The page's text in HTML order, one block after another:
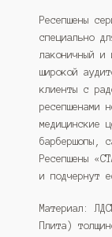
Ресепшены
специально
лаконичный и
широкой
клиенты с
ресепшенами
медицинские
барбершопы,
Ресепшены
и подчернут
Материал:
Плита)